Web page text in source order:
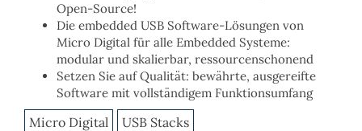
Open-Source!
Die embedded USB Software-Lösungen von
Micro Digital für alle Embedded Systeme:
modular und skalierbar, ressourcenschonend
Setzen Sie aufQualität: bewährte, ausgereifte
Software mit vollständigem Funktionsumfang
Micro Digital USB Stacks